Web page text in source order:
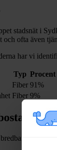
stadsnät i
ofta även
har vi
Typ Procent
Fiber 91%
Fiber 9%
i
via